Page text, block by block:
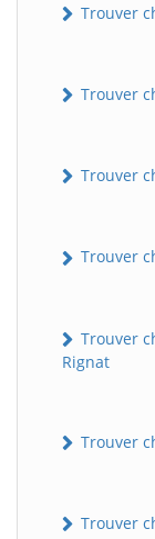
Trouver
Trouver
Trouver
Trouver
Trouver
Rignat
Trouver
Trouver